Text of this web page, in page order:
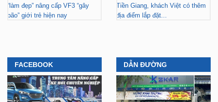
“làm đẹp” nâng cấp VF3 “gây
bão” giới trẻ hiện nay
Tiền Giang, khách Việt có thêm
địa điểm lắp đặt...
FACEBOOK DẪN ĐƯỜNG